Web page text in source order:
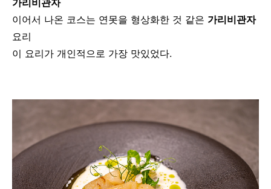
가리비관자
이어서 나온 코스는 연못을 형상화한 것 같은 가리비관자
요리
이 요리가 개인적으로 가장 맛있었다.